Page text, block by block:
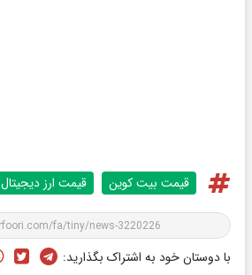
قیمت بیت کوین قیمت ارز دیجیتال
با دوستان خود به اشتراک بگذارید: